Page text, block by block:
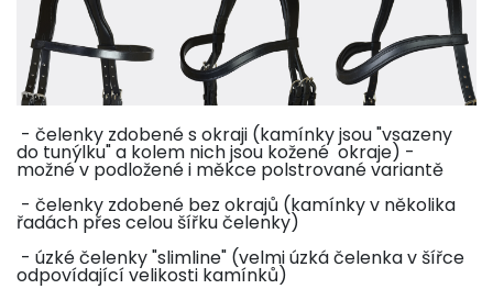
- čelenky zdobené s okraji (kamínky jsou "vsazeny
do tunýlku" a kolem nich jsou kožené okraje) -
možné v podložené i měkce polstrované variantě
- čelenky zdobené bez okrajů (kamínky v několika
řadách přes celou šířku čelenky)
- úzké čelenky "slimline" (velmi úzká čelenka v šířce
odpovídající velikosti kamínků)